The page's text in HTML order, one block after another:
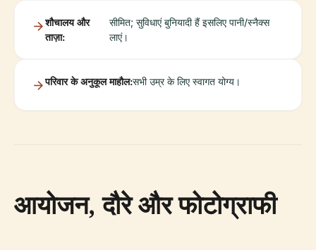
शौचालय और
ताज़ा:
सीमित; सुविधाएं बुनियादी हैं इसलिए पानी/स्नैक्स
लाएं।
परिवार के अनुकूल माहौल:सभी उम्र के लिए स्वागत योग्य।
आयोजन, दौरे और फोटोग्राफी